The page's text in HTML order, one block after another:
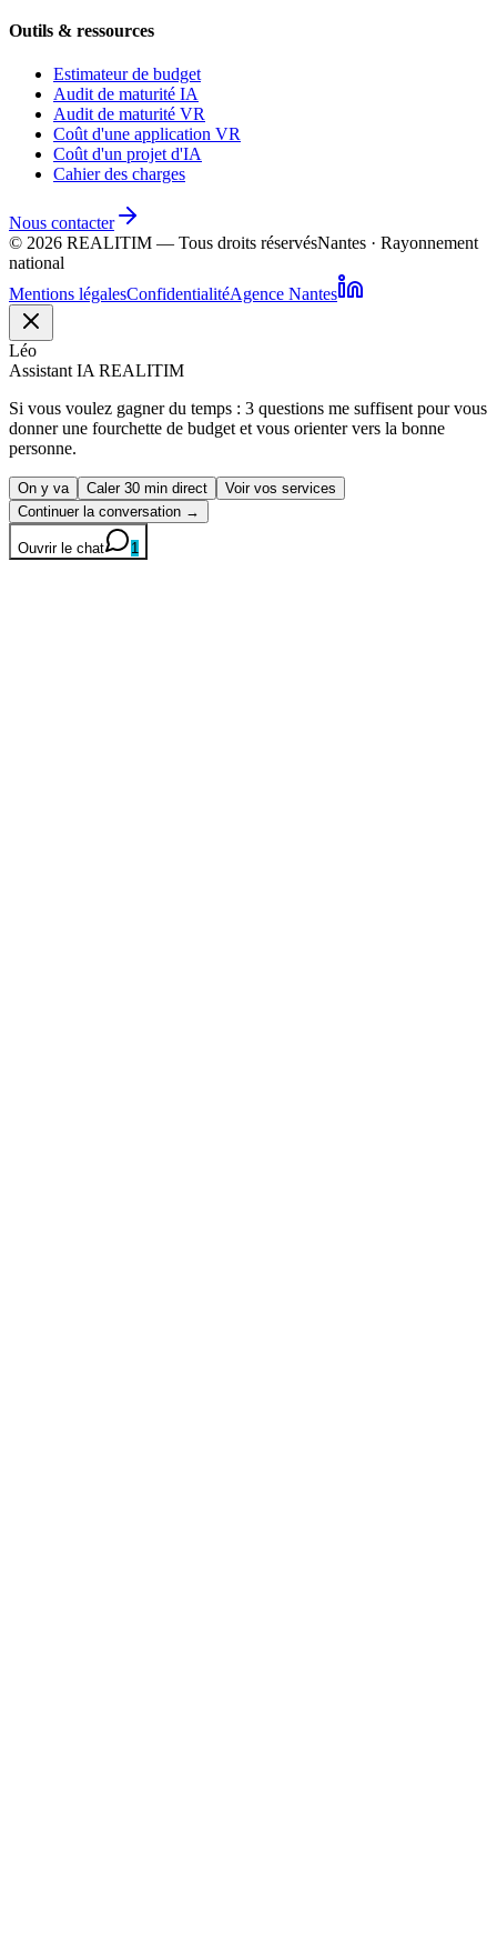
Outils & ressources
Estimateur de budget
Audit de maturité IA
Audit de maturité VR
Coût d'une application VR
Coût d'un projet d'IA
Cahier des charges
Nous contacter
© 2026 REALITIM — Tous droits réservésNantes · Rayonnement
national
Mentions légalesConfidentialitéAgence Nantes
Léo
Assistant IA REALITIM
Si vous voulez gagner du temps : 3 questions me suffisent pour vous
donner une fourchette de budget et vous orienter vers la bonne
personne.
On y va Caler 30 min direct
Voir vos services
Continuer la conversation →
Ouvrir le chat 1